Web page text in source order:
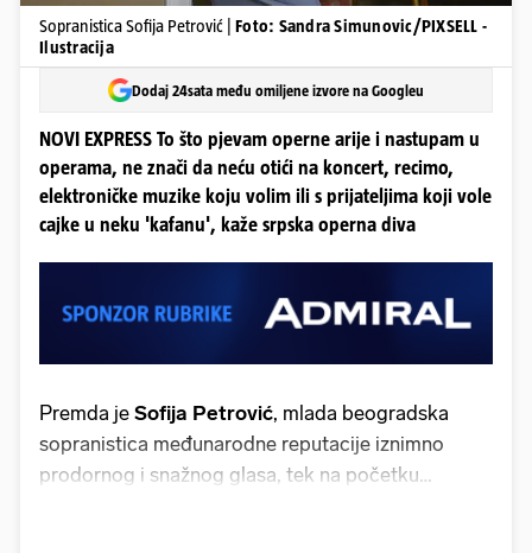
Sopranistica Sofija Petrović | Foto: Sandra Simunovic/PIXSELL -
Ilustracija
Dodaj 24sata među omiljene izvore na Googleu
NOVI EXPRESS To što pjevam operne arije i nastupam u
operama, ne znači da neću otići na koncert, recimo,
elektroničke muzike koju volim ili s prijateljima koji vole
cajke u neku 'kafanu', kaže srpska operna diva
Premda je Sofija Petrović, mlada beogradska
sopranistica međunarodne reputacije iznimno
prodornog i snažnog glasa, tek na početku